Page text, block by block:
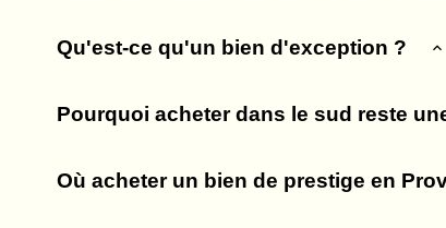
Qu'est-ce qu'un bien d'exception ?
Pourquoi acheter dans le sud reste
Où acheter un bien de prestige en